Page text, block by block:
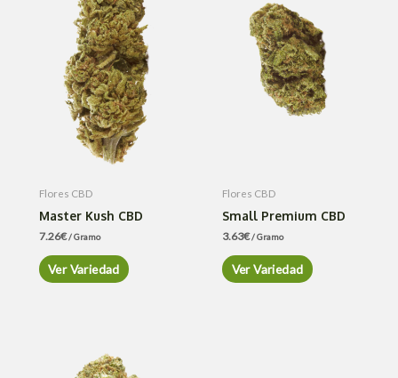
Flores CBD
Master Kush CBD
7.26€/ Gramo
Ver Variedad
Flores CBD
Small Premium CBD
3.63€/ Gramo
Ver Variedad